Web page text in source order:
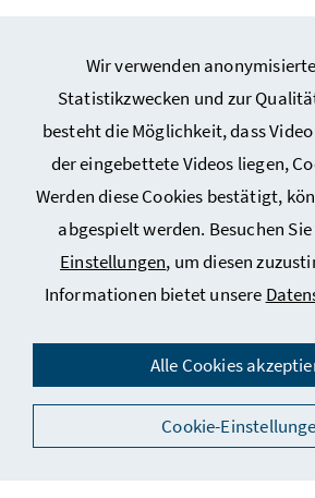
Wir verwenden
Statistikzwecken und zur
besteht die Möglichkeit, dass
der eingebettete Videos liegen,
Werden diese Cookies bestätigt,
abgespielt werden. Besuchen
Einstellungen, um diesen
Informationen bietet unsere
Alle Cookies
Cookie-
Webseiten Kunst und Kultur
Webseiten Sport
Service
Kontakt
Social Media